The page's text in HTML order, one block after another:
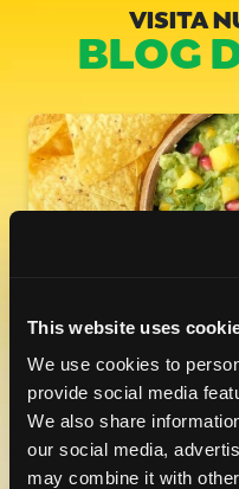
This website uses
We use cookies to
provide social media
We also share
our social media,
may combine it with
VISITA
BLOG
PLANTAS CON
APRENDE MÁS